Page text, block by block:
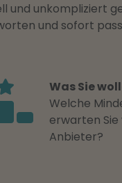
und unkompliziert
und sofort
Was Sie
Welche
erwarten
Anbieter?